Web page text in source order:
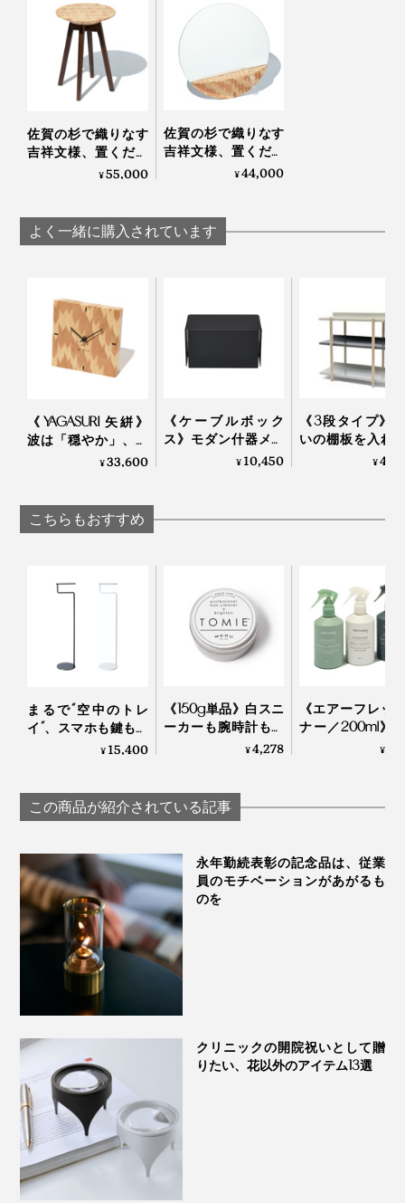
なぜ、日本の木でつくらないの？
日本には、木がないの？
日本の木工は、アメリカ産を始め、価格も量も質も安定
している外材を使うことが当たり前でした。
でも、なぜ、わざわざアメリカの木を輸入して、日本で
つくった製品を、パリへ持ってきているのか。
もう一度、自分のものづくりを、問い直すきっかけにな
りました」
その答えが、地元・佐賀の杉でつくった『NENRIN』シ
リーズです。
ティッシュケースと、同じ矢絣柄の『NENRIN CLOCK』
精度といった、質のそろった国産材、しかも、県内産を
探すのは、簡単ではありませんでした。
「探しては切って、探しては切ってのくり返し。木が見
つかってからも、いまの矢羽柄にたどり着くまでに、矢
りました」（實松さん）
こうして、幸せを祈る『NENRIN』シリーズは、新しい
暮しを始めたい人たちへ人気に。結婚祝いや開店祝い、
シンプルな「無垢」はもちろん、「矢絣」も、魚の骨を
開いた「ヘリンボーン」柄に似ているせいか、どちらも
和洋を問わず、あらゆるインテリアにもなじみます。
「部屋を変えたい」「気分を一新したい」という人に、
おすすめです。
「無垢」のウォールミラーと、「矢絣」のテーブルスツールを置いたリビング
新しい仕事、新生活を始める、大切な人への贈り物に
も、ぜひどうぞ。
佐賀の杉で織りなす
吉祥文様、置くだけ
で明るい部屋になる
¥55,000
佐賀の杉で織りなす
吉祥文様、置くだけ
で明るい部屋になる
¥44,000
よく一緒に購入されています
《YAGASURI 矢絣》
波は「穏やか」、矢
羽は「繁栄」を願っ
き時計」｜NENRIN
CLOCK
¥33,600
《ケーブルボック
ス》モダン什器メー
カーが作ったスチー
¥10,450
《3段タイプ》
いの棚板を入れ
るたびに、新鮮
¥
こちらもおすすめ
まるで“空中のトレ
イ”、スマホも鍵もノ
ールックで置ける｜
¥15,400
《150g単品》白スニ
ーカーも腕時計もフ
ローリングもピッカ
ム」｜TOMIE
¥4,278
《エアーフレッ
ナー／200ml》
成分配合で気に
life
¥
この商品が紹介されている記事
永年勤続表彰の記念品は、従業
員のモチベーションがあがるも
のを
クリニックの開院祝いとして贈
りたい、花以外のアイテム13選